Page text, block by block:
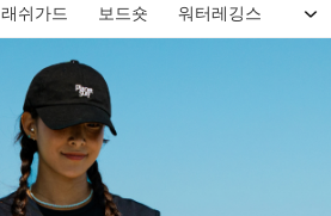
래쉬가드 보드숏 워터레깅스 비
메뉴